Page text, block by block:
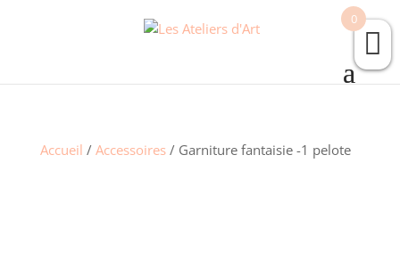
Accueil / Accessoires/ Garniture fantaisie -1 pelote
0